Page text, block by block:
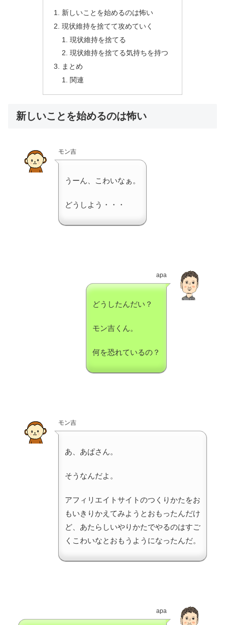
新しいことを始めるのは怖い
現状維持を捨てて攻めていく
現状維持を捨てる
現状維持を捨てる気持ちを持つ
まとめ
関連
新しいことを始めるのは怖い
モン吉
うーん、こわいなぁ。
どうしよう・・・
apa
どうしたんだい？
モン吉くん。
何を恐れているの？
モン吉
あ、あぱさん。
そうなんだよ。
アフィリエイトサイトのつくりかたをお
もいきりかえてみようとおもったんだけ
ど、あたらしいやりかたでやるのはすご
くこわいなとおもうようになったんだ。
apa